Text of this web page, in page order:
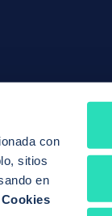
con
sitios
en